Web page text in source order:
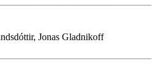
Jonas Gladnikoff